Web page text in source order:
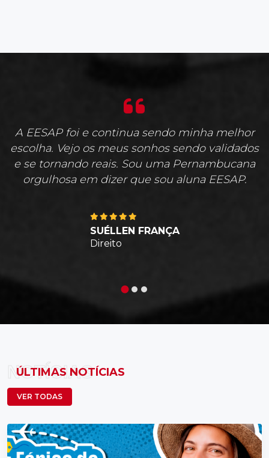
A EESAP foi e continua sendo minha melhor
escolha. Vejo os meus sonhos sendo validados
e se tornando reais. Sou uma Pernambucana
orgulhosa em dizer que sou aluna EESAP.
SUÉLLEN FRANÇA
Direito
ÚLTIMAS NOTÍCIAS
NOTÍCIAS
VER TODAS